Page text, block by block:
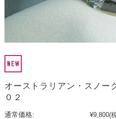
オーストラリアン・スノ
０２
通常価格: ¥9,800(